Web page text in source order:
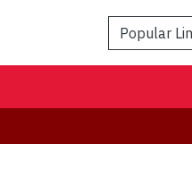
Popular